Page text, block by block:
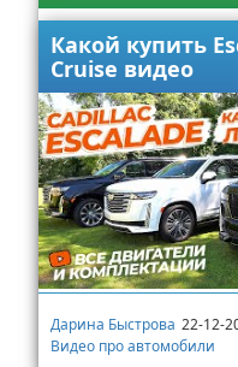
Какой купить
Cruise видео
Дарина Быстрова 22-12-
Видео про автомобили